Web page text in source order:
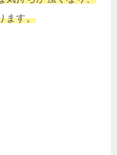
ます。